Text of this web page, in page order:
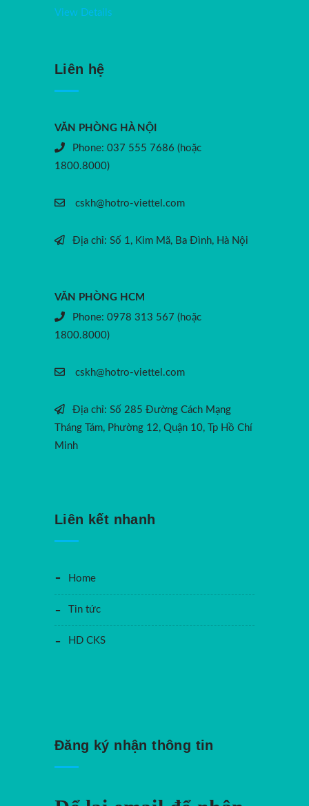
View Details
Liên hệ
VĂN PHÒNG HÀ NỘI
Phone: 037 555 7686 (hoặc
1800.8000)
cskh@hotro-viettel.com
Địa chỉ: Số 1, Kim Mã, Ba Đình, Hà Nội
VĂN PHÒNG HCM
Phone: 0978 313 567 (hoặc
1800.8000)
cskh@hotro-viettel.com
Địa chỉ: Số 285 Đường Cách Mạng
Tháng Tám, Phường 12, Quận 10, Tp Hồ Chí
Minh
Liên kết nhanh
Home
Tin tức
HD CKS
Đăng ký nhận thông tin